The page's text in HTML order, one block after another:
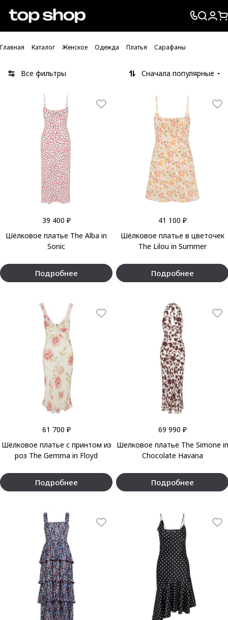
Проверка хлебных крошек
Главная Каталог Женское Одежда Платья Сарафаны
Все фильтры Сначала популярные
39 400 ₽
Шёлковое платье The Alba in
Sonic
Подробнее
41 100 ₽
Шёлковое платье в цветочек
The Lilou in Summer
Подробнее
61 700 ₽
Шёлковое платье с принтом из
роз The Gemma in Floyd
Подробнее
69 990 ₽
Шелковое платье The Simone in
Chocolate Havana
Подробнее